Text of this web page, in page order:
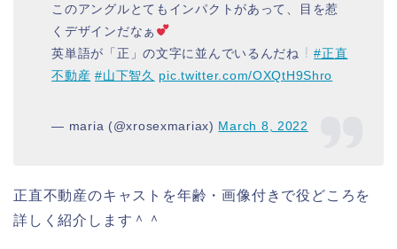
このアングルとてもインパクトがあって、目を惹
くデザインだなぁ
英単語が「正」の文字に並んでいるんだね
#正直
不動産 #山下智久 pic.twitter.com/OXQtH9Shro
— maria (@xrosexmariax) March 8, 2022
正直不動産のキャストを年齢・画像付きで役どころを
詳しく紹介します＾＾